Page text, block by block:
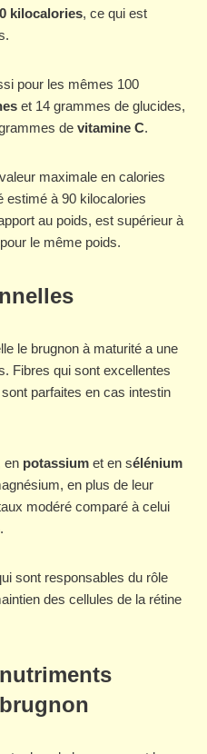
kilocalories, ce qui est
pour les mêmes 100
et 14 grammes de glucides,
de vitamine C.
maximale en calories
estimé à 90 kilocalories
au poids, est supérieur à
le même poids.
le brugnon à maturité a une
Fibres qui sont excellentes
parfaites en cas intestin
en potassium et en sélénium
en plus de leur
modéré comparé à celui
sont responsables du rôle
des cellules de la rétine